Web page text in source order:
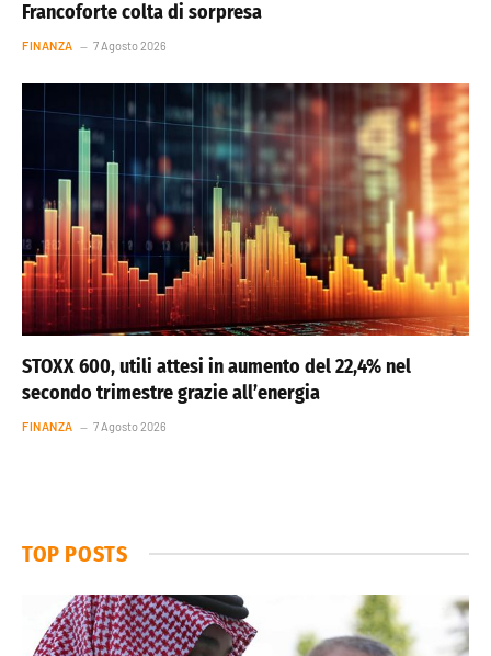
Francoforte colta di sorpresa
FINANZA 7 Agosto 2026
STOXX 600, utili attesi in aumento del 22,4% nel
secondo trimestre grazie all’energia
FINANZA 7 Agosto 2026
TOP POSTS